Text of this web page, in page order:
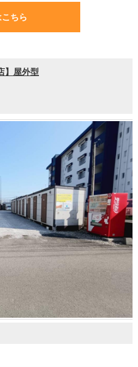
ちら
】屋外型